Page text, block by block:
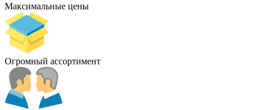
Максимальные цены
Огромный ассортимент